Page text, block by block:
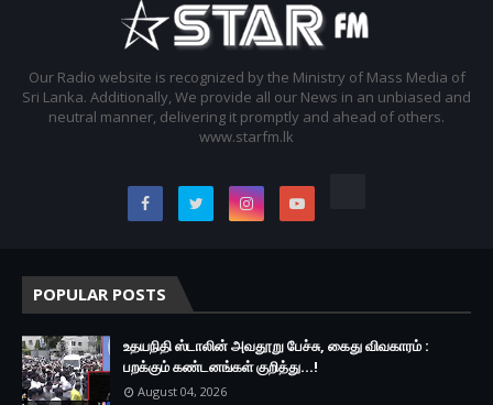
Our Radio website is recognized by the Ministry of Mass Media of
Sri Lanka. Additionally, We provide all our News in an unbiased and
neutral manner, delivering it promptly and ahead of others.
www.starfm.lk
POPULAR POSTS
உதயநிதி ஸ்டாலின் அவதூறு பேச்சு, கைது விவகாரம் :
பறக்கும் கண்டனங்கள் குறித்து...!
August 04, 2026